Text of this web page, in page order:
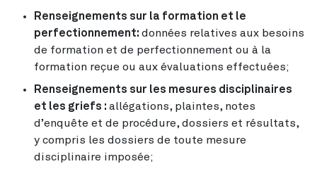
Renseignements sur la formation et le
perfectionnement: données relatives aux besoins
de formation et de perfectionnement ou à la
formation reçue ou aux évaluations effectuées;
Renseignements sur les mesures disciplinaires
et les griefs : allégations, plaintes, notes
d’enquête et de procédure, dossiers et résultats,
y compris les dossiers de toute mesure
disciplinaire imposée;